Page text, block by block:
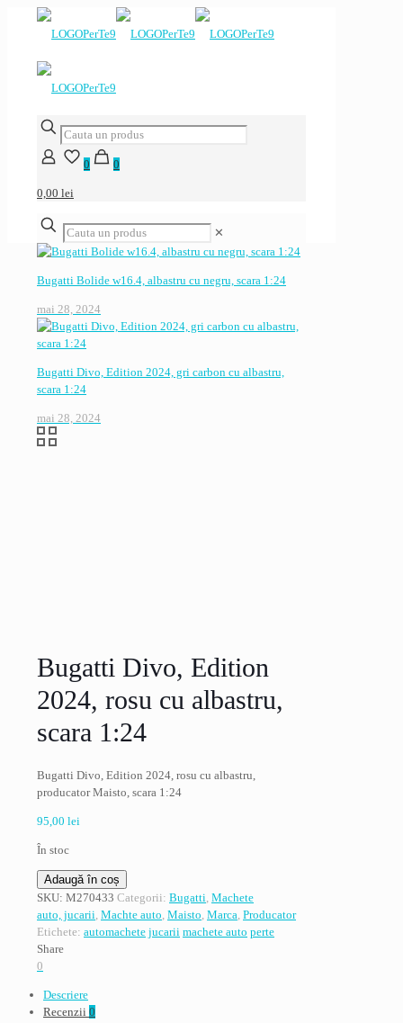
0 0
0,00 lei
✕
Bugatti Bolide w16.4, albastru cu negru, scara 1:24
mai 28, 2024
Bugatti Divo, Edition 2024, gri carbon cu albastru,
scara 1:24
mai 28, 2024
Bugatti Divo, Edition
2024, rosu cu albastru,
scara 1:24
Bugatti Divo, Edition 2024, rosu cu albastru,
producator Maisto, scara 1:24
95,00 lei
În stoc
Cantitate
Bugatti
Divo,
Edition
2024,
rosu
albastru,
scara
Adaugă în coș
SKU: M270433 Categorii: Bugatti, Machete
auto, jucarii, Machte auto, Maisto, Marca, Producator
Etichete: automachete jucarii machete auto perte
Share
0
Descriere
Recenzii 0